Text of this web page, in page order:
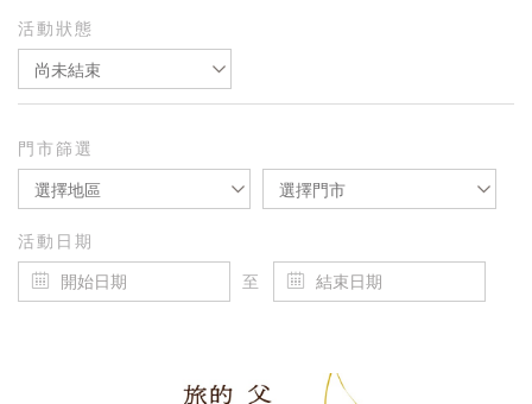
活動狀態
尚未結束
門市篩選
選擇地區 選擇門市
活動日期
至